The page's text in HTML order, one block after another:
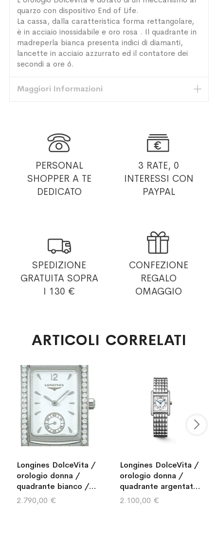
quarzo con dispositivo End of Life.
La cassa, dalla caratteristica forma rettangolare,
è in acciaio inossidabile e oro rosa . Il quadrante in
madreperla bianca presenta indici di diamanti,
lancette in acciaio azzurrato ed il contatore dei
secondi a ore 6.
Maggiori Informazioni

PERSONAL
SHOPPER A TE
DEDICATO

3 RATE, 0
INTERESSI CON
PAYPAL

SPEDIZIONE
GRATUITA SOPRA
I 130 €

CONFEZIONE
REGALO
OMAGGIO
ARTICOLI CORRELATI
Longines DolceVita /
orologio donna /
quadrante bianco /
cassa in acciaio e
diamanti / bracciale
2.790,00 €
Longines DolceVita /
orologio donna /
quadrante argentato
/ cassa e bracciale
acciaio
2.100,00 €